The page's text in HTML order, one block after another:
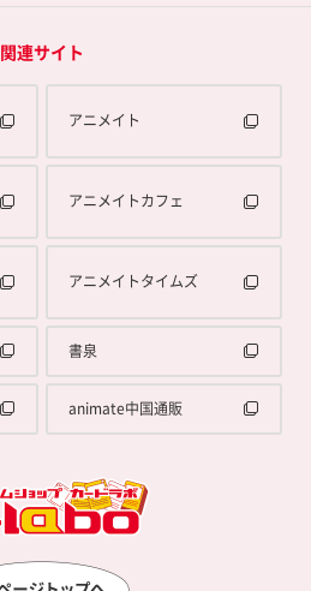
関連サイト
アニメイト
アニメイトカフェ
アニメイトタイムズ
書泉
animate中国通販